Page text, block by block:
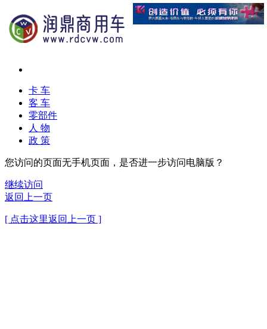
卡 车
客 车
零部件
人 物
政 策
您访问的页面无手机页面，是否进一步访问电脑版？
继续访问
返回上一页
[ 点击这里返回上一页 ]